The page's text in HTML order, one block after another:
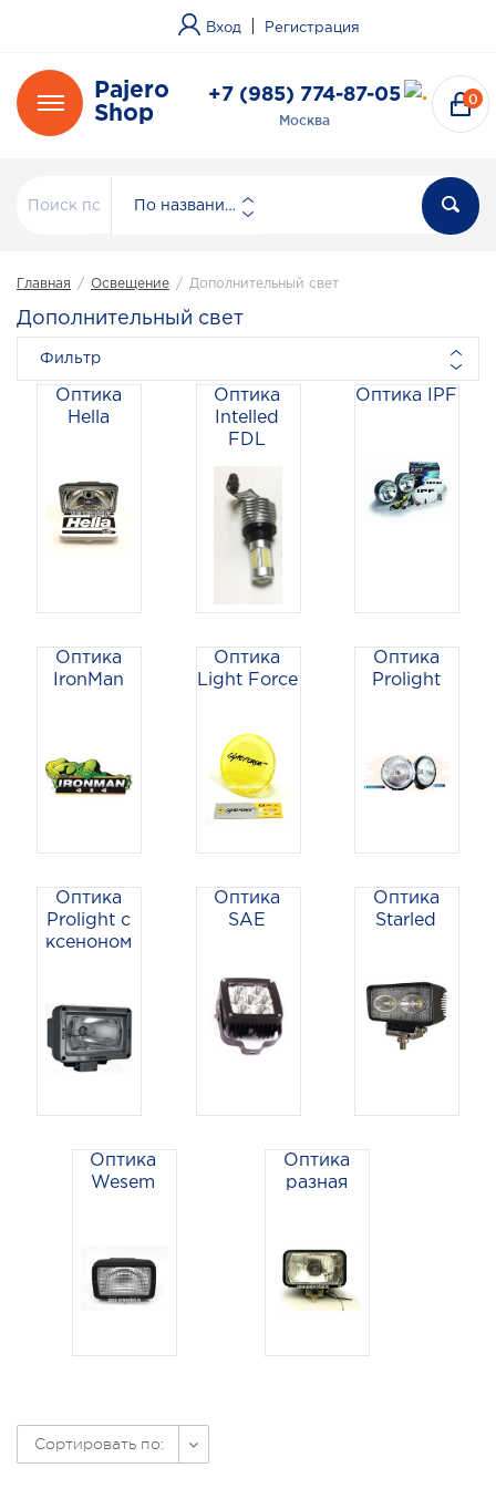
Вход Регистрация
Pajero
Shop
+7 (985) 774-87-05
Москва
0
По названию
Фильтр
Главная / Освещение / Дополнительный свет
Дополнительный свет
Оптика
Hella
Оптика
Intelled
FDL
Оптика IPF
Оптика
IronMan
Оптика
Light Force
Оптика
Prolight
Оптика
Prolight с
ксеноном
Оптика
SAE
Оптика
Starled
Оптика
Wesem
Оптика
разная
Сортировать по: